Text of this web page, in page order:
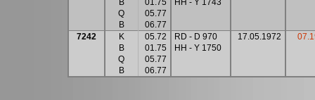
B
Q
B
01.75
05.77
06.77
HH - Y 1743
7242
K
B
Q
B
05.72
01.75
05.77
06.77
RD - D 970
HH - Y 1750
17.05.1972